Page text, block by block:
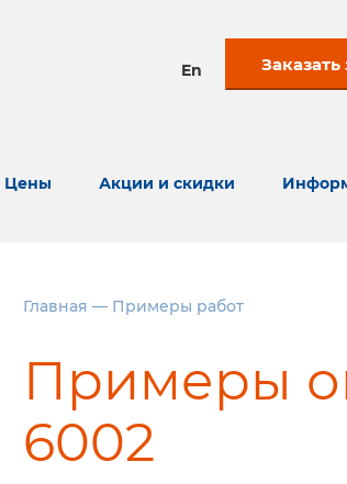
En Заказать
Цены Акции и скидки
Главная — Примеры работ
Примеры
6002